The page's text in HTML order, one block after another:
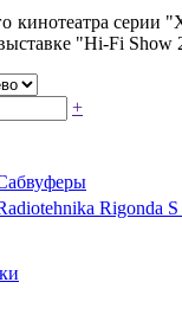
кинотеатра серии
"Hi-Fi Show
+
Rigonda